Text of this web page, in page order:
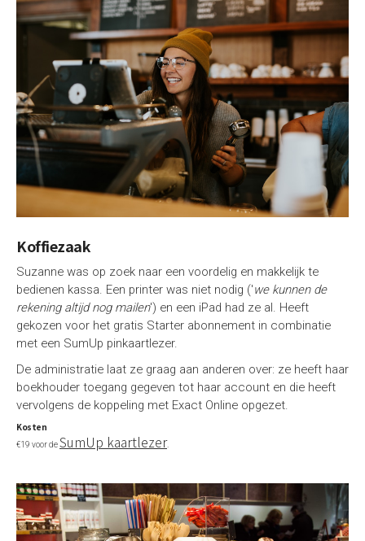
Koffiezaak
Suzanne was op zoek naar een voordelig en makkelijk te
bedienen kassa. Een printer was niet nodig ('we kunnen de
rekening altijd nog mailen') en een iPad had ze al. Heeft
gekozen voor het gratis Starter abonnement in combinatie
met een SumUp pinkaartlezer.
De administratie laat ze graag aan anderen over: ze heeft haar
boekhouder toegang gegeven tot haar account en die heeft
vervolgens de koppeling met Exact Online opgezet.
Kosten
€19 voor deSumUp kaartlezer